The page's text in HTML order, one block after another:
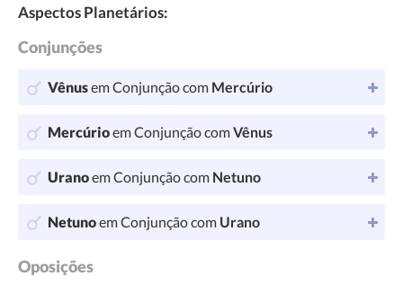
Aspectos Planetários:
Conjunções
Vênusem Conjunção com Mercúrio
Mercúrioem Conjunção comVênus
Uranoem Conjunção com Netuno
Netunoem Conjunção com Urano
Oposições